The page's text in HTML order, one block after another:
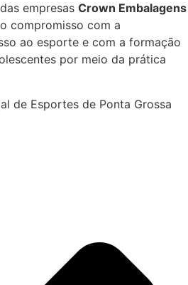
empresas Crown Embalagens
compromisso com a
ao esporte e com a formação
por meio da prática
de Esportes de Ponta Grossa